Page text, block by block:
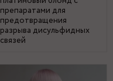
препаратами для
предотвращения
разрыва дисульфидных
связей